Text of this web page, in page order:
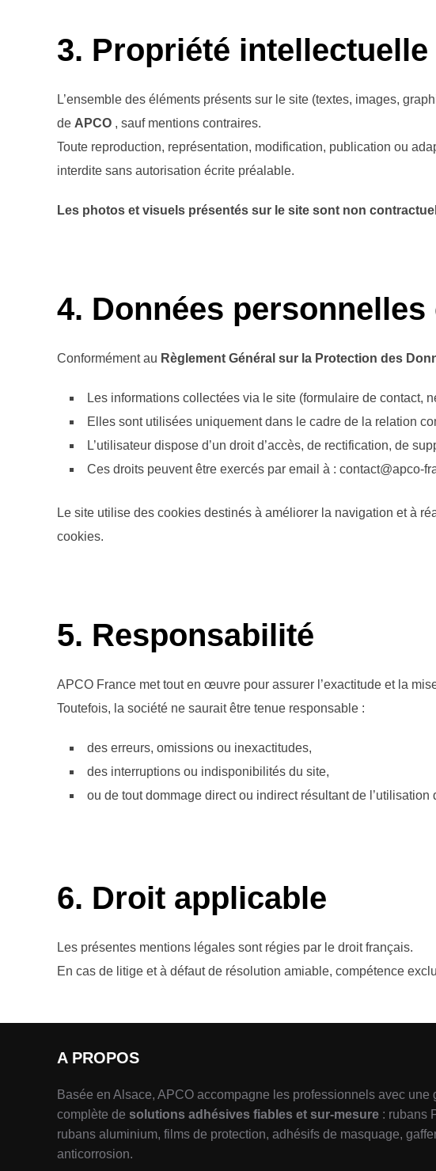
3. Propriété intellectuelle
L’ensemble des éléments présents sur le site (textes, images,
de APCO , sauf mentions contraires.
Toute reproduction, représentation, modification, publication ou
interdite sans autorisation écrite préalable.
Les photos et visuels présentés sur le site sont non
4. Données
Conformément au Règlement Général sur la Protection des
Les informations collectées via le site (formulaire de contact,
Elles sont utilisées uniquement dans le cadre de la relation
L’utilisateur dispose d’un droit d’accès, de rectification, de
Ces droits peuvent être exercés par email à : contact@apco-
Le site utilise des cookies destinés à améliorer la navigation et à
cookies.
5. Responsabilité
APCO France met tout en œuvre pour assurer l’exactitude et la
Toutefois, la société ne saurait être tenue responsable :
des erreurs, omissions ou inexactitudes,
des interruptions ou indisponibilités du site,
ou de tout dommage direct ou indirect résultant de l’utilisation
6. Droit applicable
Les présentes mentions légales sont régies par le droit français.
En cas de litige et à défaut de résolution amiable, compétence
A PROPOS
Basée en Alsace, APCO accompagne les professionnels avec une
complète de solutions adhésives fiables et sur-mesure : rubans
rubans aluminium, films de protection, adhésifs de masquage,
anticorrosion.